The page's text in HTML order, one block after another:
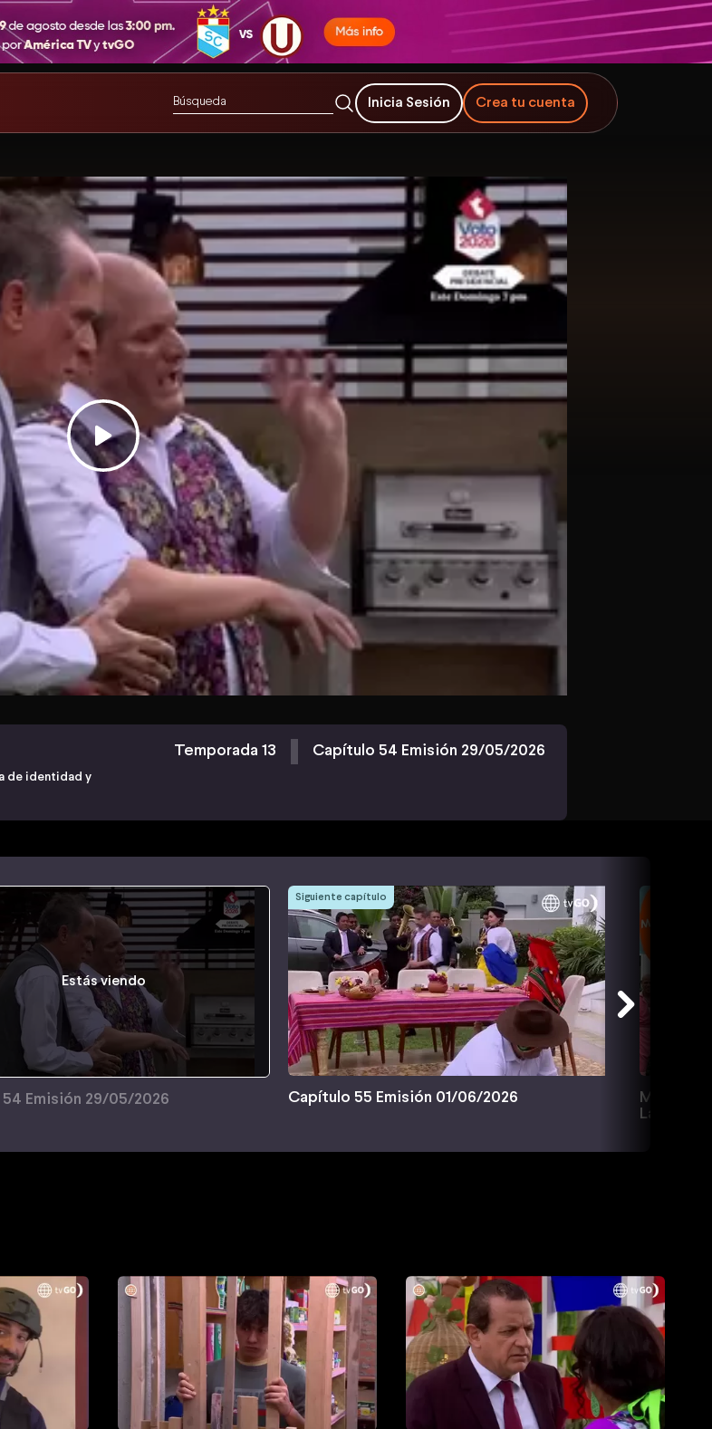
Inicia Sesión Crea tu cuenta
de identidad y
Temporada 13 Capítulo 54 Emisión 29/05/2026
Estás viendo
Emisión 29/05/2026
Siguiente capítulo
Capítulo 55 Emisión 01/06/2026
Mateo te
Las